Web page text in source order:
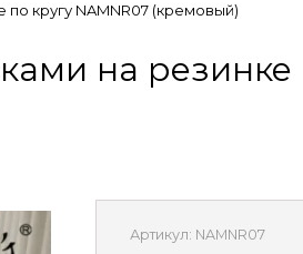
кругу NAMNR07 (кремовый)
на резинке
Артикул: NAMNR07